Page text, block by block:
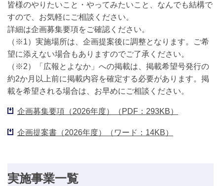
皆様のやりたいこと・やってみたいこと、なんでも結構で
すので、お気軽にご相談ください。
詳細は企画募集要項をご確認ください。
（※1）実施場所は、企画提案後に調整となります。ご希
望に添えない場合もありますのでご了承ください。
（※2）「広報とよなか」への掲載は、掲載希望号発行の
約2か月以上前に掲載内容を確定する必要があります。掲
載を希望される場合は、お早めにご相談ください。
企画募集要項（2026年度）（PDF：293KB）
企画提案書（2026年度）（ワード：14KB）
実施事業一覧